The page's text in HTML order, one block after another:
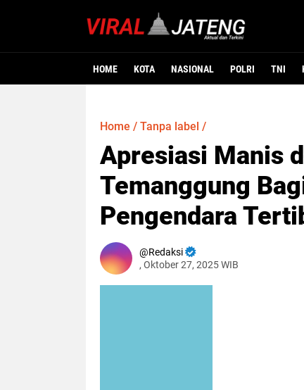
HOME KOTA NASIONAL POLRI TNI
Home / Tanpa label /
Apresiasi Manis
Temanggung
Pengendara
Redaksi
, Oktober 27, 2025 WIB